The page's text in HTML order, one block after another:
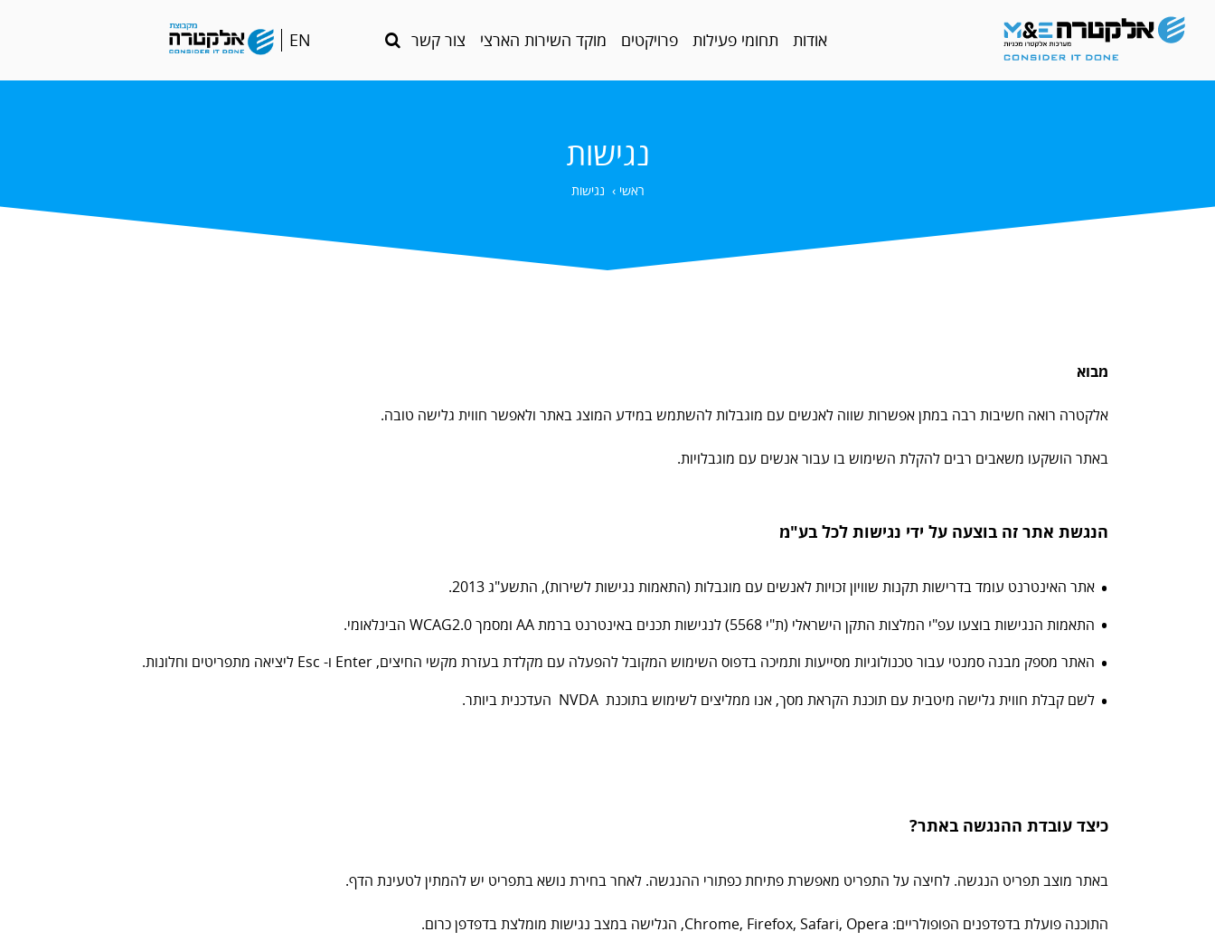
אודות תחומי פעילות פרויקטים מוקד השירות הארצי צור קשר EN
Go
english
נגישות
ראשי › נגישות
מבוא
אלקטרה רואה חשיבות רבה במתן אפשרות שווה לאנשים עם מוגבלות להשתמש במידע המוצג באתר ולאפשר חווית גלישה טובה.
באתר הושקעו משאבים רבים להקלת השימוש בו עבור אנשים עם מוגבלויות.
הנגשת אתר זה בוצעה על ידי נגישות לכל בע"מ
אתר האינטרנט עומד בדרישות תקנות שוויון זכויות לאנשים עם מוגבלות (התאמות נגישות לשירות), התשע"ג 2013.
התאמות הנגישות בוצעו עפ"י המלצות התקן הישראלי (ת"י 5568) לנגישות תכנים באינטרנט ברמת AA ומסמך WCAG2.0 הבינלאומי.
האתר מספק מבנה סמנטי עבור טכנולוגיות מסייעות ותמיכה בדפוס השימוש המקובל להפעלה עם מקלדת בעזרת מקשי החיצים, Enter ו- Esc ליציאה מתפריטים וחלונות.
לשם קבלת חווית גלישה מיטבית עם תוכנת הקראת מסך, אנו ממליצים לשימוש בתוכנת NVDA העדכנית ביותר.
כיצד עובדת ההנגשה באתר?
באתר מוצב תפריט הנגשה. לחיצה על התפריט מאפשרת פתיחת כפתורי ההנגשה. לאחר בחירת נושא בתפריט יש להמתין לטעינת הדף.
התוכנה פועלת בדפדפנים הפופולריים: Chrome, Firefox, Safari, Opera, הגלישה במצב נגישות מומלצת בדפדפן כרום.